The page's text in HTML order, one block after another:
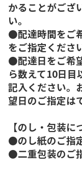
かることがござ
い。
●配達時間をご
をご指定くださ
●配達日をご希
ら数えて10日目
記入ください。
望日のご指定は
【のし・包装に
●のし紙のご指
●二重包装のご